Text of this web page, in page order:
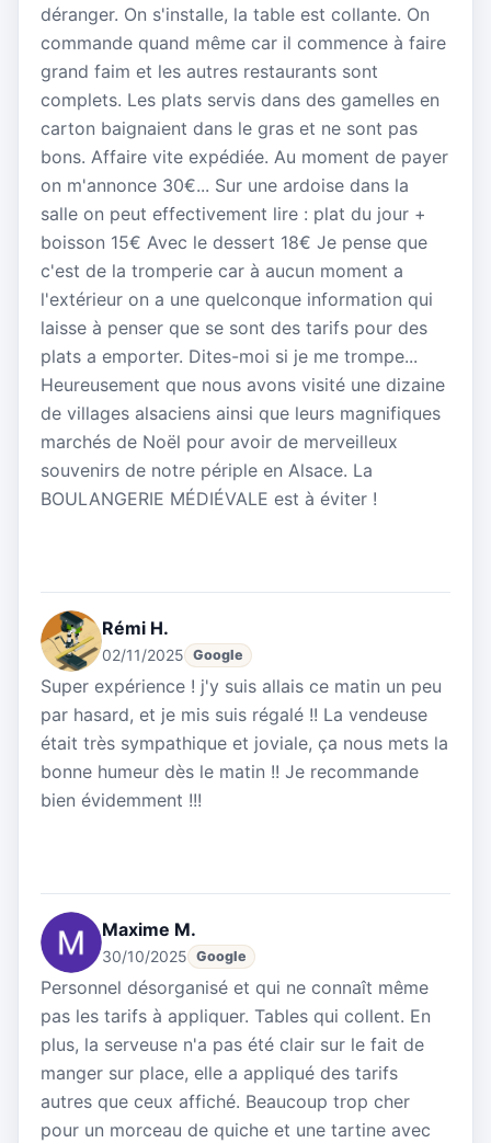
déranger. On s'installe, la table est collante. On
commande quand même car il commence à faire
grand faim et les autres restaurants sont
complets. Les plats servis dans des gamelles en
carton baignaient dans le gras et ne sont pas
bons. Affaire vite expédiée. Au moment de payer
on m'annonce 30€... Sur une ardoise dans la
salle on peut effectivement lire : plat du jour +
boisson 15€ Avec le dessert 18€ Je pense que
c'est de la tromperie car à aucun moment a
l'extérieur on a une quelconque information qui
laisse à penser que se sont des tarifs pour des
plats a emporter. Dites-moi si je me trompe...
Heureusement que nous avons visité une dizaine
de villages alsaciens ainsi que leurs magnifiques
marchés de Noël pour avoir de merveilleux
souvenirs de notre périple en Alsace. La
BOULANGERIE MÉDIÉVALE est à éviter !
Rémi H.
02/11/2025 Google
Super expérience ! j'y suis allais ce matin un peu
par hasard, et je mis suis régalé !! La vendeuse
était très sympathique et joviale, ça nous mets la
bonne humeur dès le matin !! Je recommande
bien évidemment !!!
Maxime M.
30/10/2025 Google
Personnel désorganisé et qui ne connaît même
pas les tarifs à appliquer. Tables qui collent. En
plus, la serveuse n'a pas été clair sur le fait de
manger sur place, elle a appliqué des tarifs
autres que ceux affiché. Beaucoup trop cher
pour un morceau de quiche et une tartine avec